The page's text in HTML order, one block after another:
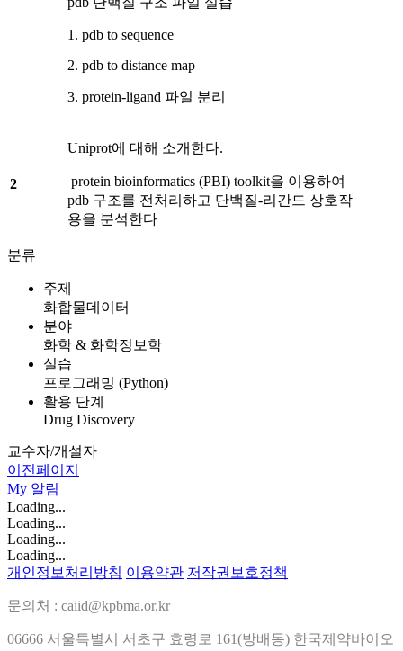
1. pdb to sequence
2. pdb to distance map
3. protein-ligand 파일 분리
2
Uniprot에 대해 소개한다.
protein bioinformatics (PBI) toolkit을 이용하여
pdb 구조를 전처리하고 단백질-리간드 상호작
용을 분석한다
분류
주제
화합물데이터
분야
화학 & 화학정보학
실습
프로그래밍 (Python)
활용 단계
Drug Discovery
교수자/개설자
이전페이지
My 알림
Loading...
Loading...
Loading...
Loading...
개인정보처리방침 이용약관 저작권보호정책
문의처 : caiid@kpbma.or.kr
06666 서울특별시 서초구 효령로 161(방배동) 한국제약바이오